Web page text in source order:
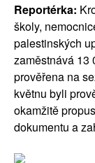
Reportérka:
školy,
palestinských
zaměstnává 13
prověřena na
květnu byli
okamžitě
dokumentu a